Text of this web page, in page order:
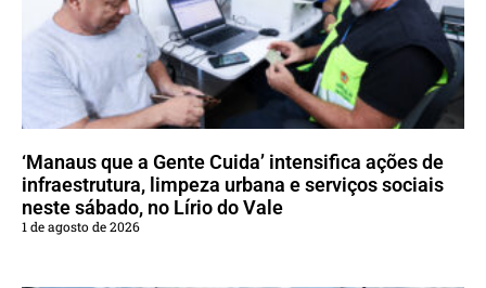
‘Manaus que a Gente Cuida’ intensifica ações de
infraestrutura, limpeza urbana e serviços sociais
neste sábado, no Lírio do Vale
1 de agosto de 2026